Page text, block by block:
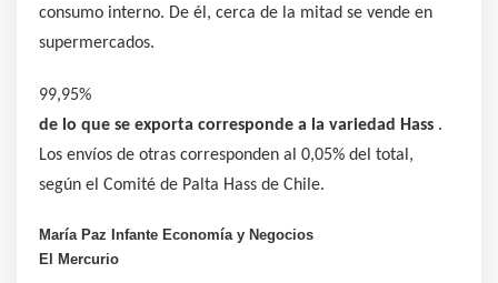
consumo interno. De él, cerca de la mitad se vende en
supermercados.
99,95%
de lo que se exporta corresponde a la variedad Hass .
Los envíos de otras corresponden al 0,05% del total,
según el Comité de Palta Hass de Chile.
María Paz Infante Economía y Negocios